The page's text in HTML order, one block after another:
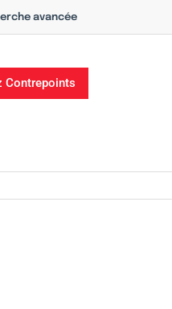
avancée
Contrepoints